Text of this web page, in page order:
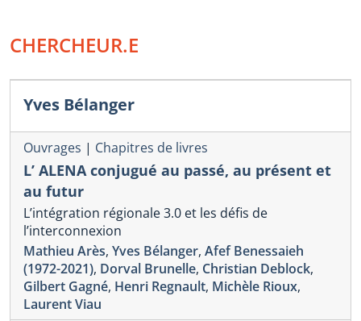
CHERCHEUR.E
Yves Bélanger
Ouvrages | Chapitres de livres
L’ ALENA conjugué au passé, au présent et
au futur
L’intégration régionale 3.0 et les défis de
l’interconnexion
Mathieu Arès, Yves Bélanger, Afef Benessaieh
(1972-2021), Dorval Brunelle, Christian Deblock,
Gilbert Gagné, Henri Regnault, Michèle Rioux,
Laurent Viau